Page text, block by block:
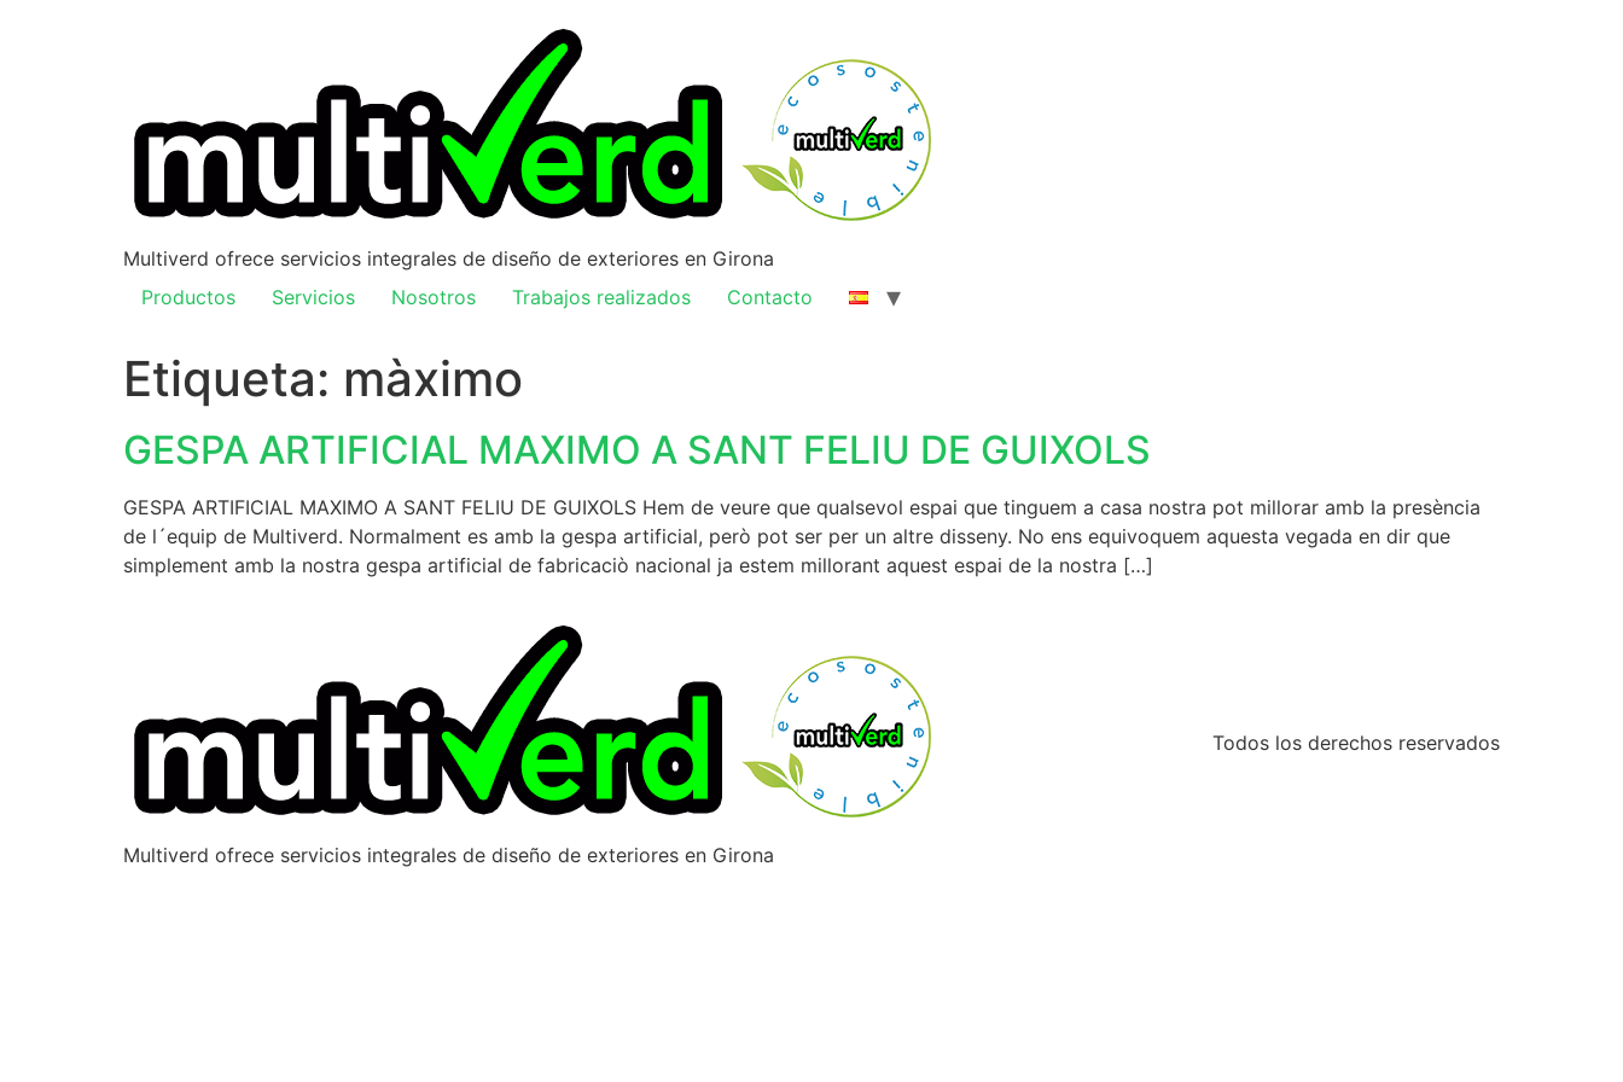
Multiverd ofrece servicios integrales de diseño de exteriores en Girona
Productos
Servicios Nosotros Trabajos realizados Contacto
Etiqueta: màximo
GESPA ARTIFICIAL MAXIMO A SANT FELIU DE GUIXOLS
GESPA ARTIFICIAL MAXIMO A SANT FELIU DE GUIXOLS Hem de veure que qualsevol espai que tinguem a casa nostra pot millorar amb la presència
de l´equip de Multiverd. Normalment es amb la gespa artificial, però pot ser per un altre disseny. No ens equivoquem aquesta vegada en dir que
simplement amb la nostra gespa artificial de fabricaciò nacional ja estem millorant aquest espai de la nostra […]
Multiverd ofrece servicios integrales de diseño de exteriores en Girona
Todos los derechos reservados